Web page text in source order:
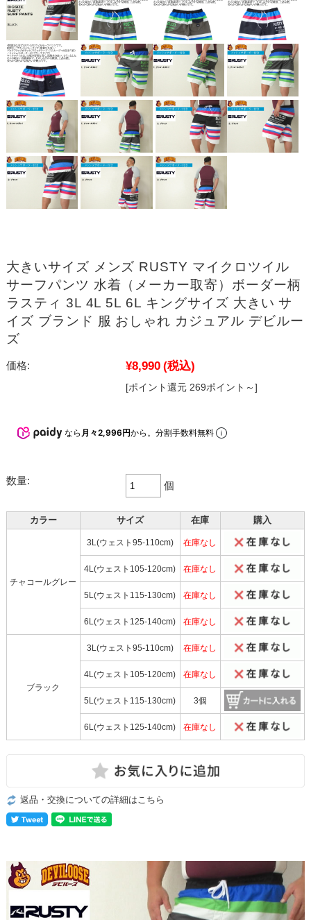
大きいサイズ メンズ RUSTY マイクロツイル
サーフパンツ 水着（メーカー取寄）ボーダー柄
ラスティ 3L 4L 5L 6L キングサイズ 大きい サ
イズ ブランド 服 おしゃれ カジュアル デビルー
ズ
価格: ¥8,990 (税込)
[ポイント還元 269ポイント～]
なら 月々2,996円から。分割手数料無料
数量: 個
カラー サイズ 在庫 購入
チャコールグレー
3L(ウェスト95-110cm) 在庫なし
4L(ウェスト105-120cm) 在庫なし
5L(ウェスト115-130cm) 在庫なし
6L(ウェスト125-140cm) 在庫なし
ブラック
3L(ウェスト95-110cm) 在庫なし
4L(ウェスト105-120cm) 在庫なし
5L(ウェスト115-130cm) 3個
6L(ウェスト125-140cm) 在庫なし
返品・交換についての詳細はこちら